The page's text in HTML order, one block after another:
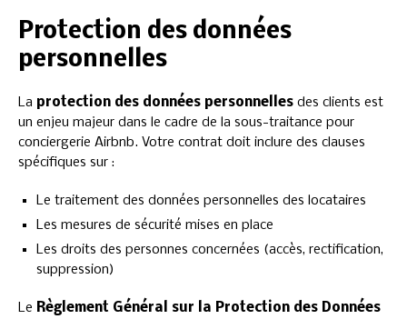
Protection des données
personnelles
La protection des données personnelles des clients est
un enjeu majeur dans le cadre de la sous-traitance pour
conciergerie Airbnb. Votre contrat doit inclure des clauses
spécifiques sur :
Le traitement des données personnelles des locataires
Les mesures de sécurité mises en place
Les droits des personnes concernées (accès, rectification,
suppression)
Le Règlement Général sur la Protection des Données